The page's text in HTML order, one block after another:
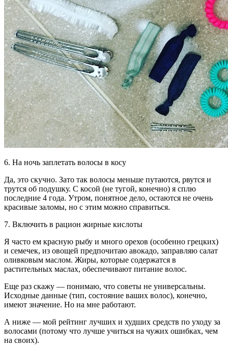
6. На ночь заплетать волосы в косу
Да, это скучно. Зато так волосы меньше путаются, рвутся и
трутся об подушку. С косой (не тугой, конечно) я сплю
последние 4 года. Утром, понятное дело, остаются не очень
красивые заломы, но с этим можно справиться.
7. Включить в рацион жирные кислоты
Я часто ем красную рыбу и много орехов (особенно грецких)
и семечек, из овощей предпочитаю авокадо, заправляю салат
оливковым маслом. Жиры, которые содержатся в
растительных маслах, обеспечивают питание волос.
Еще раз скажу — понимаю, что советы не универсальны.
Исходные данные (тип, состояние ваших волос), конечно,
имеют значение. Но на мне работают.
А ниже — мой рейтинг лучших и худших средств по уходу за
волосами (потому что лучше учиться на чужих ошибках, чем
на своих).